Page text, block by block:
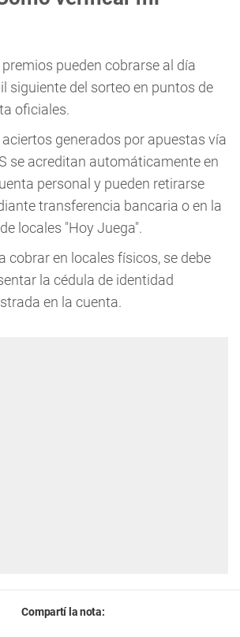
premios pueden cobrarse al día
siguiente del sorteo en puntos de
oficiales.
aciertos generados por apuestas vía
se acreditan automáticamente en
personal y pueden retirarse
transferencia bancaria o en la
locales "Hoy Juega".
cobrar en locales físicos, se debe
la cédula de identidad
en la cuenta.
Compartí la nota: